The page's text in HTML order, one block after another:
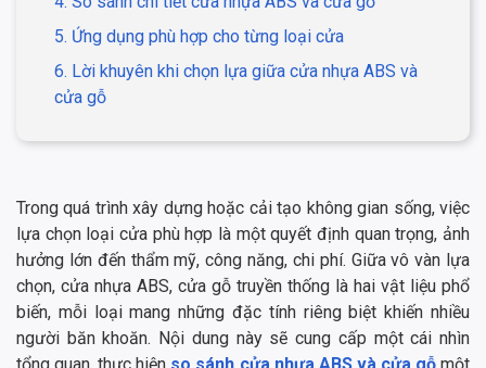
5. Ứng dụng phù hợp cho từng loại cửa
6. Lời khuyên khi chọn lựa giữa cửa nhựa ABS và
cửa gỗ
Trong quá trình xây dựng hoặc cải tạo không gian sống, việc
lựa chọn loại cửa phù hợp là một quyết định quan trọng, ảnh
hưởng lớn đến thẩm mỹ, công năng, chi phí. Giữa vô vàn lựa
chọn, cửa nhựa ABS, cửa gỗ truyền thống là hai vật liệu phổ
biến, mỗi loại mang những đặc tính riêng biệt khiến nhiều
người băn khoăn. Nội dung này sẽ cung cấp một cái nhìn
tổng quan, thực hiện so sánh cửa nhựa ABS và cửa gỗmột